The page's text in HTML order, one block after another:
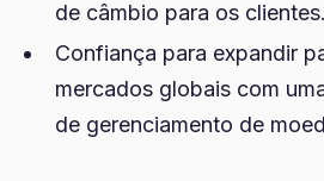
de câmbio para os clientes.
Confiança para expandir
mercados globais com
de gerenciamento de